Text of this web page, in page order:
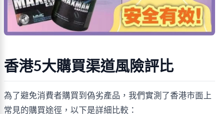
香港5大購買渠道風險評比
為了避免消費者購買到偽劣產品，我們實測了香港市面上
常見的購買途徑，以下是詳細比較：